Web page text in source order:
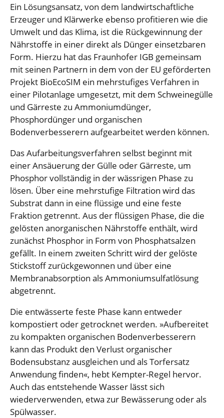
Ein Lösungsansatz, von dem landwirtschaftliche
Erzeuger und Klärwerke ebenso profitieren wie die
Umwelt und das Klima, ist die Rückgewinnung der
Nährstoffe in einer direkt als Dünger einsetzbaren
Form. Hierzu hat das Fraunhofer IGB gemeinsam
mit seinen Partnern in dem von der EU geförderten
Projekt BioEcoSIM ein mehrstufiges Verfahren in
einer Pilotanlage umgesetzt, mit dem Schweinegülle
und Gärreste zu Ammoniumdünger,
Phosphordünger und organischen
Bodenverbesserern aufgearbeitet werden können.
Das Aufarbeitungsverfahren selbst beginnt mit
einer Ansäuerung der Gülle oder Gärreste, um
Phosphor vollständig in der wässrigen Phase zu
lösen. Über eine mehrstufige Filtration wird das
Substrat dann in eine flüssige und eine feste
Fraktion getrennt. Aus der flüssigen Phase, die die
gelösten anorganischen Nährstoffe enthält, wird
zunächst Phosphor in Form von Phosphatsalzen
gefällt. In einem zweiten Schritt wird der gelöste
Stickstoff zurückgewonnen und über eine
Membranabsorption als Ammoniumsulfatlösung
abgetrennt.
Die entwässerte feste Phase kann entweder
kompostiert oder getrocknet werden. »Aufbereitet
zu kompakten organischen Bodenverbesserern
kann das Produkt den Verlust organischer
Bodensubstanz ausgleichen und als Torfersatz
Anwendung finden«, hebt Kempter-Regel hervor.
Auch das entstehende Wasser lässt sich
wiederverwenden, etwa zur Bewässerung oder als
Spülwasser.